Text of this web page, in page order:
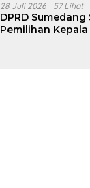
28 Juli 2026 57 Lihat
DPRD
Pemilihan